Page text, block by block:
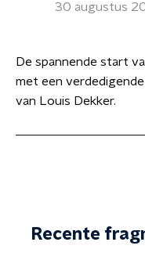
30 augustus
De spannende start
met een
van Louis Dekker.
Recente